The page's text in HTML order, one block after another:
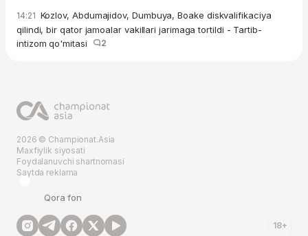
14:21 Kozlov, Abdumajidov, Dumbuya, Boake diskvalifikaciya
qilindi, bir qator jamoalar vakillari jarimaga tortildi - Tartib-
intizom qo'mitasi
2
2026 © Championat.Asia
Maxfiylik siyosati
Foydalanuvchi shartnomasi
Saytda reklama
Qora fon
18+